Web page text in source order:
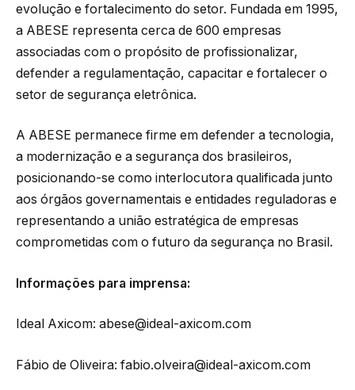
evolução e fortalecimento do setor. Fundada em 1995,
a ABESE representa cerca de 600 empresas
associadas com o propósito de profissionalizar,
defender a regulamentação, capacitar e fortalecer o
setor de segurança eletrônica.
A ABESE permanece firme em defender a tecnologia,
a modernização e a segurança dos brasileiros,
posicionando-se como interlocutora qualificada junto
aos órgãos governamentais e entidades reguladoras e
representando a união estratégica de empresas
comprometidas com o futuro da segurança no Brasil.
Informações para imprensa:
Ideal Axicom: abese@ideal-axicom.com
Fábio de Oliveira: fabio.olveira@ideal-axicom.com